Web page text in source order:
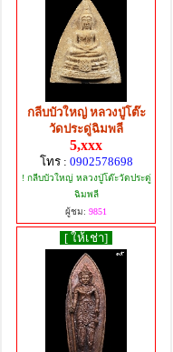
กลีบบัวใหญ่ หลวงปู่โต๊ะ
วัดประดู่ฉิมพลี
5,xxx
โทร : 0902578698
! กลีบบัวใหญ่ หลวงปู่โต๊ะวัดประดู่
ฉิมพลี
ผู้ชม: 9851
[ ให้เช่า]